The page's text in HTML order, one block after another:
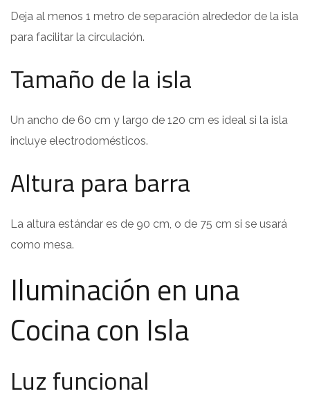
Deja al menos 1 metro de separación alrededor de la isla
para facilitar la circulación.
Tamaño de la isla
Un ancho de 60 cm y largo de 120 cm es ideal si la isla
incluye electrodomésticos.
Altura para barra
La altura estándar es de 90 cm, o de 75 cm si se usará
como mesa.
Iluminación en una
Cocina con Isla
Luz funcional